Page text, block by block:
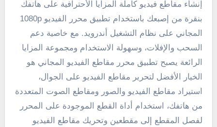
إنشاء مقاطع فيديو كاملة المزايا الأحترافية على هاتفك
بنقرة من إصبعك باستخدام تطبيق محرر الفيديو 1080p
المجاني على نظام التشغيل أندرويد. مع خاصية دعم
السحب والإفلات، وسهولة الاستخدام ومجموعة المزايا
الرائعة يصبح تطبيق محرر مقاطع الفيديو المجاني هو
الخيار الأفضل لتحرير مقاطع الفيديو على الجوال،
استيراد مقاطع الفيديو والصور ومقاطع الصوت المتعددة
من هاتفك، استخدام أداة القطع الموجودة على المحرر
لفصل المقطع إلى مقطعين وتحريك مقاطع الفيديو